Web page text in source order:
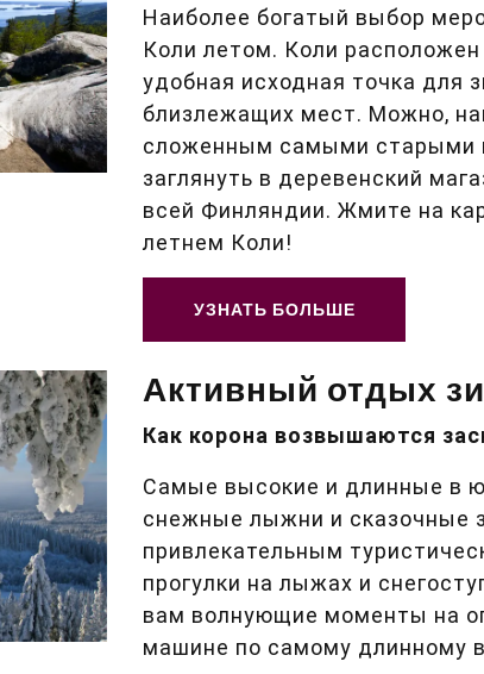
Наиболее богатый выбор
Коли летом. Коли
удобная исходная точка для
близлежащих мест. Можно,
сложенным самыми старыми
заглянуть в деревенский
всей Финляндии. Жмите на
летнем Коли!
УЗНАТЬ БОЛЬШЕ
Активный отдых
Как корона возвышаются
Самые высокие и длинные в
снежные лыжни и сказочные
привлекательным
прогулки на лыжах и
вам волнующие моменты на
машине по самому длинному